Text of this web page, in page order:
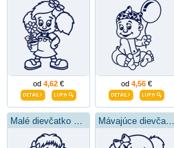
od 4,62 € od 4,56 €
Malé dievčatko v sukni Mávajúce dievčatko